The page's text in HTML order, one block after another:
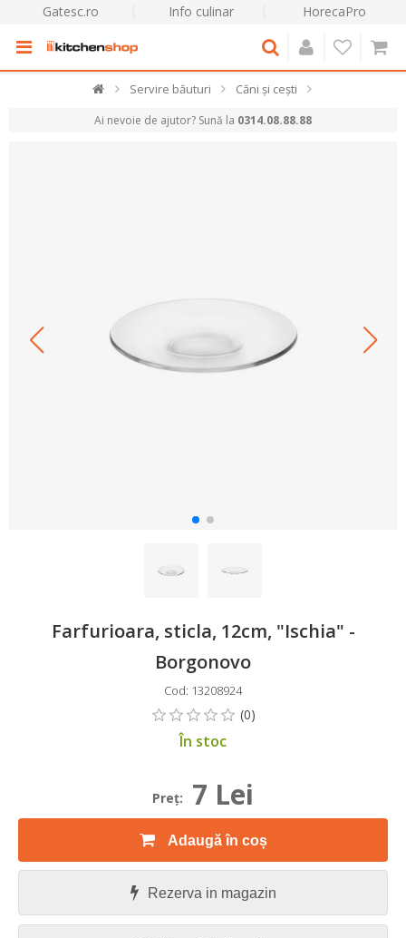
Gatesc.ro Info culinar HorecaPro
Servire băuturi Căni și cești
Ai nevoie de ajutor? Sună la 0314.08.88.88
Farfurioara, sticla, 12cm, "Ischia" -
Borgonovo
Cod: 13208924
În stoc
Preţ: 7 Lei
Adaugă în coș
Rezerva in magazin